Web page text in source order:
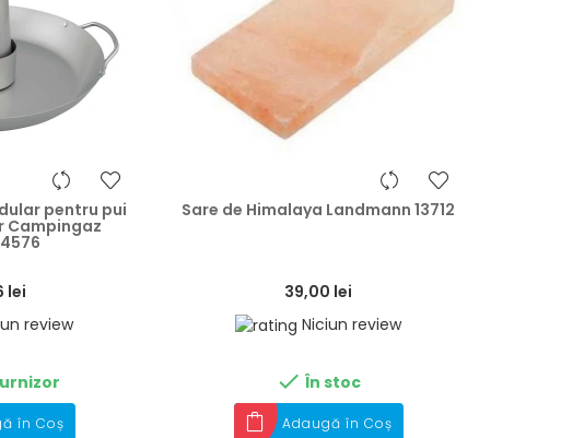
heart
pentru pui
Campingaz
lei
review
în Coș
heart
Sare de Himalaya Landmann 13712
39,00 lei
Niciun review
 În stoc
Adaugă în Coș